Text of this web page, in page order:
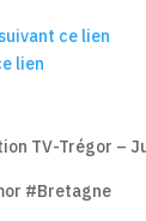
ce lien
lien
TV-Trégor –
#Bretagne